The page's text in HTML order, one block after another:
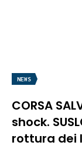
NEWS
CORSA
shock.
rottura dei